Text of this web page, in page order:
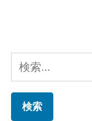
検
索: